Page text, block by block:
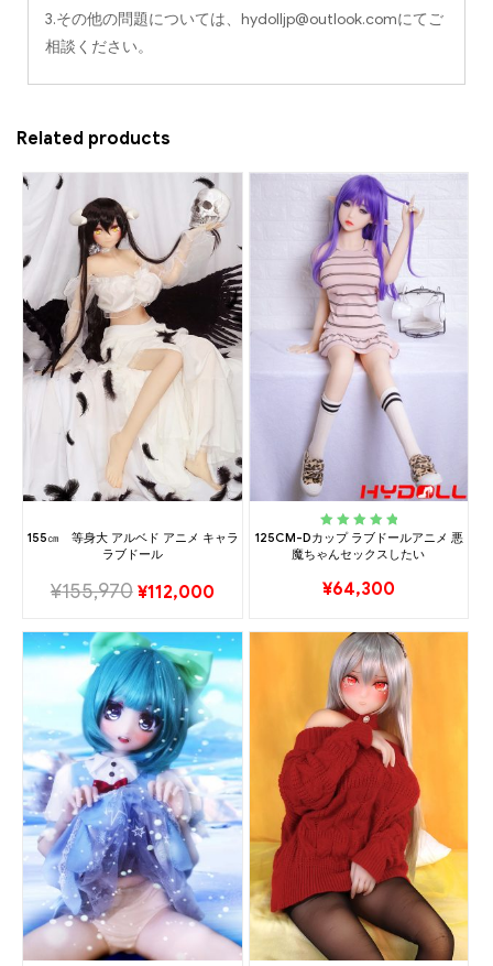
3.その他の問題については、 hydolljp@outlook.comにてご
相談ください。
Related products
155㎝ 等身大 アルベド アニメ キャラ
ラブドール
¥155,970 ¥112,000
Rated5.00 out
of 5
125CM-Dカップ ラブドールアニメ 悪
魔ちゃんセックスしたい
¥64,300